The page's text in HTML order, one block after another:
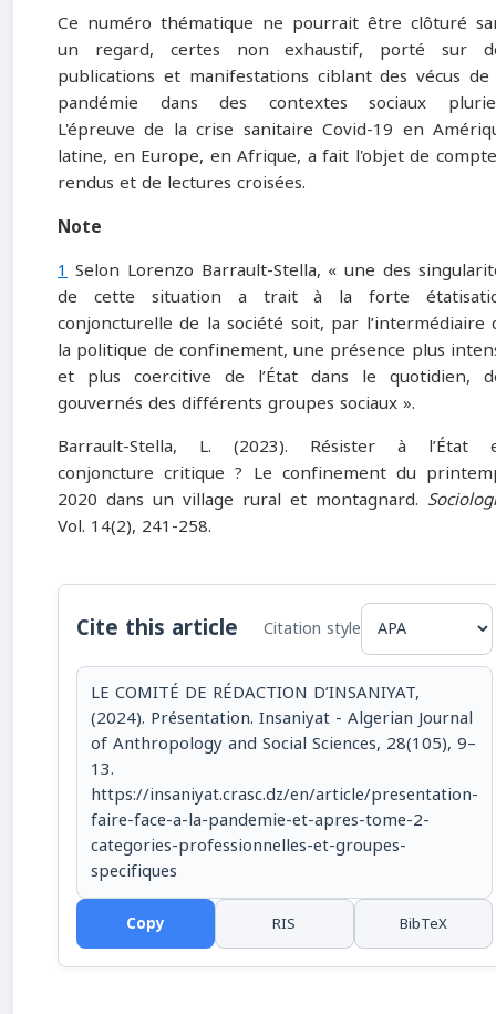
Ce numéro thématique ne pourrait être clôturé
un regard, certes non exhaustif, porté sur
publications et manifestations ciblant des vécus
pandémie dans des contextes sociaux
L'épreuve de la crise sanitaire Covid-19 en
latine, en Europe, en Afrique, a fait l'objet de
rendus et de lectures croisées.
Note
1 Selon Lorenzo Barrault-Stella, « une des
de cette situation a trait à la forte
conjoncturelle de la société soit, par l’intermédiaire
la politique de confinement, une présence plus
et plus coercitive de l’État dans le quotidien,
gouvernés des différents groupes sociaux ».
Barrault-Stella, L. (2023). Résister à l’État
conjoncture critique ? Le confinement du
2020 dans un village rural et montagnard.
Vol. 14(2), 241-258.
Cite this article Citation style
LE COMITÉ DE RÉDACTION D’INSANIYAT,
(2024). Présentation. Insaniyat - Algerian Journal
of Anthropology and Social Sciences, 28(105), 9–
13.
https://insaniyat.crasc.dz/en/article/presentation-
faire-face-a-la-pandemie-et-apres-tome-2-
categories-professionnelles-et-groupes-
specifiques
Copy RIS BibTeX